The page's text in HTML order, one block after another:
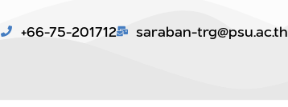
+66-75-201712 saraban-trg@psu.ac.th